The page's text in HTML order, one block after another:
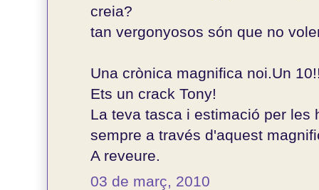
creia?
tan vergonyosos són que no
Una crònica magnifica noi.Un
Ets un crack Tony!
La teva tasca i estimació per les
sempre a través d'aquest
A reveure.
03 de març, 2010